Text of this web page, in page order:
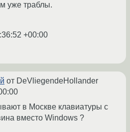
уже траблы.
+00:00
от DeVliegendeHollander
в Москве клавиатуры с
вместо Windows ?